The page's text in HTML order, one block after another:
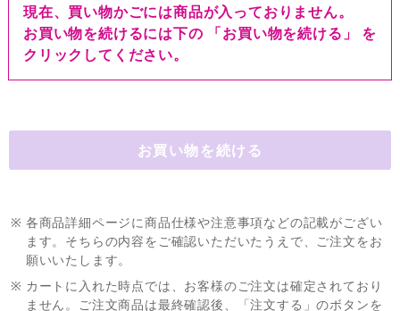
現在、買い物かごには商品が入っておりません。
お買い物を続けるには下の 「お買い物を続ける」 を
クリックしてください。
※ 各商品詳細ページに商品仕様や注意事項などの記載がござい
ます。そちらの内容をご確認いただいたうえで、ご注文をお
願いいたします。
※ カートに入れた時点では、お客様のご注文は確定されており
ません。ご注文商品は最終確認後、「注文する」のボタンを